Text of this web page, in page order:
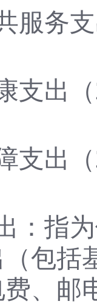
服务
支出（
支出（
：指
包括
、邮